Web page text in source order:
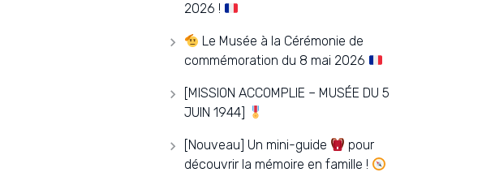
2026 !
Le Musée à la Cérémonie de
commémoration du 8 mai 2026
[MISSION ACCOMPLIE – MUSÉE DU 5
JUIN 1944]
[Nouveau] Un mini-guide
pour
découvrir la mémoire en famille !